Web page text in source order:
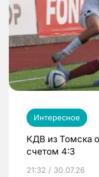
Интересное
КДВ из Томска
счетом 4:3
21:32 / 30.07.26